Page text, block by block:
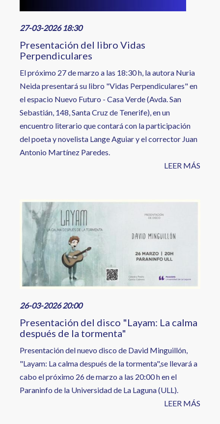
27-03-2026 18:30
Presentación del libro Vidas
Perpendiculares
El próximo 27 de marzo a las 18:30 h, la autora Nuria
Neida presentará su libro "Vidas Perpendiculares" en
el espacio Nuevo Futuro - Casa Verde (Avda. San
Sebastián, 148, Santa Cruz de Tenerife), en un
encuentro literario que contará con la participación
del poeta y novelista Lange Aguiar y el corrector Juan
Antonio Martínez Paredes.
LEER MÁS
26-03-2026 20:00
Presentación del disco "Layam: La calma
después de la tormenta"
Presentación del nuevo disco de David Minguillón,
"Layam: La calma después de la tormenta",se llevará a
cabo el próximo 26 de marzo a las 20:00 h en el
Paraninfo de la Universidad de La Laguna (ULL).
LEER MÁS